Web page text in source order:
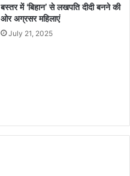
बस्तर में ‘बिहान’ से लखपति दीदी बनने की
ओर अग्रसर महिलाएं
July 21, 2025